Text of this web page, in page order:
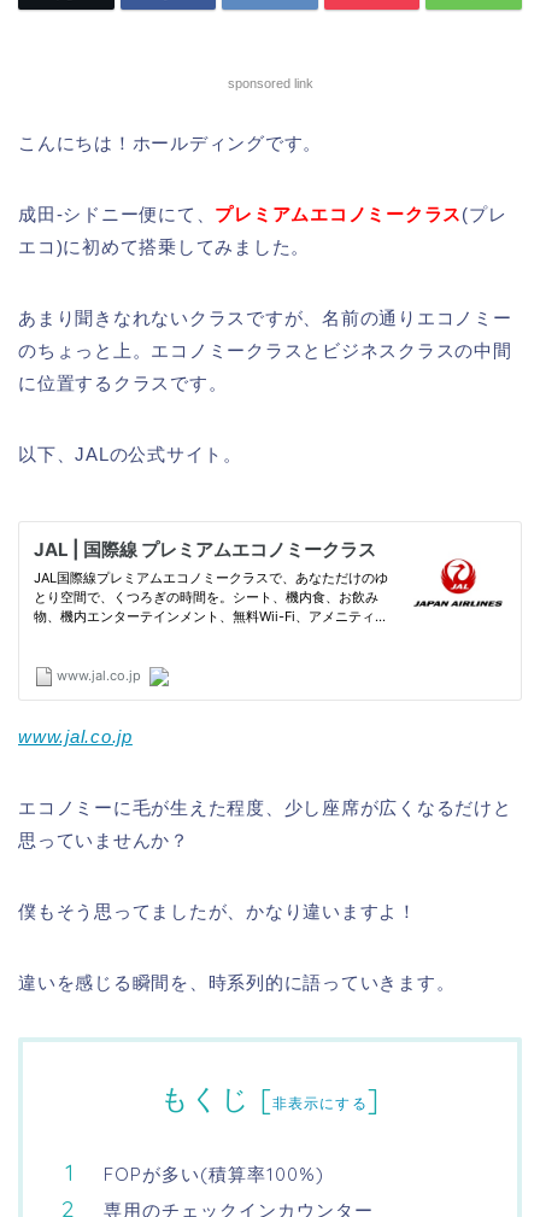
sponsored link
こんにちは！ホールディングです。
成田-シドニー便にて、 プレミアムエコノミークラス(プレ
エコ)に初めて搭乗してみました。
あまり聞きなれないクラスですが、名前の通りエコノミー
のちょっと上。エコノミークラスとビジネスクラスの中間
に位置するクラスです。
以下、JALの公式サイト。
www.jal.co.jp
エコノミーに毛が生えた程度、少し座席が広くなるだけと
思っていませんか？
僕もそう思ってましたが、かなり違いますよ！
違いを感じる瞬間を、時系列的に語っていきます。
もくじ [非表示にする]
FOPが多い(積算率100%)
専用のチェックインカウンター